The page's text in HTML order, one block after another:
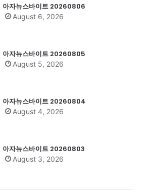
아자뉴스바이트 20260806
August 6, 2026
아자뉴스바이트 20260805
August 5, 2026
아자뉴스바이트 20260804
August 4, 2026
아자뉴스바이트 20260803
August 3, 2026